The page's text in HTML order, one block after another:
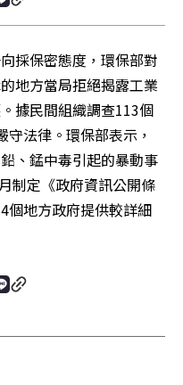
採保密態度，環保部對
地方當局拒絕揭露工業
據民間組織調查113個
法律。環保部表示，
、錳中毒引起的暴動事
制定《政府資訊公開條
個地方政府提供較詳細